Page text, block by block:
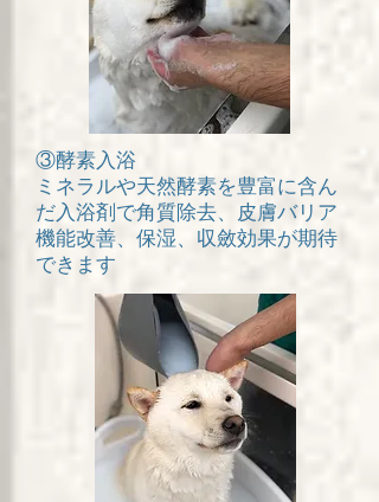
③酵素入浴
​ミネラルや天然酵素を豊富に含ん
だ入浴剤で角質除去、皮膚バリア
機能改善、保湿、収斂効果が期待
できます